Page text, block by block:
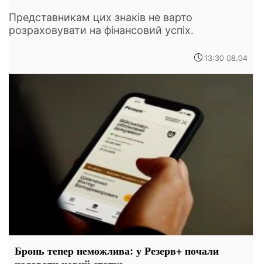
Представникам цих знаків не варто
розраховувати на фінансовий успіх.
13:30 08.04
Бронь тепер неможлива: у Резерв+ почали